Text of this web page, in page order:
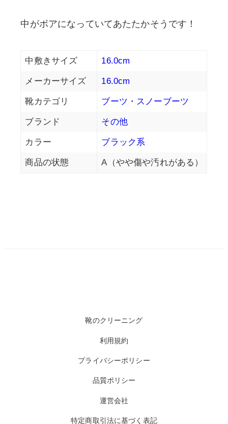
中がボアになっていてあたたかそうです！
中敷きサイズ 16.0cm
メーカーサイズ 16.0cm
靴カテゴリ ブーツ・スノーブーツ
ブランド その他
カラー ブラック系
商品の状態 A（やや傷や汚れがある）
靴のクリーニング
利用規約
プライバシーポリシー
品質ポリシー
運営会社
特定商取引法に基づく表記